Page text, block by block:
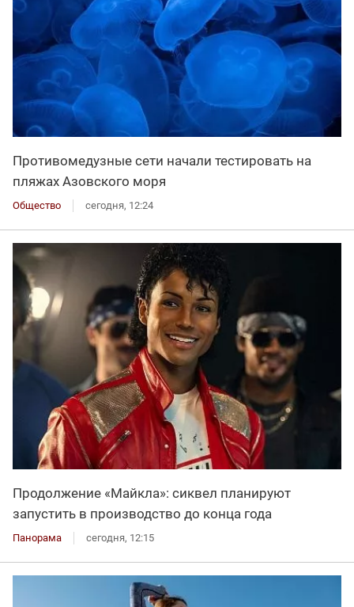
Противомедузные сети начали тестировать на
пляжах Азовского моря
Общество сегодня, 12:24
Продолжение «Майкла»: сиквел планируют
запустить в производство до конца года
Панорама сегодня, 12:15